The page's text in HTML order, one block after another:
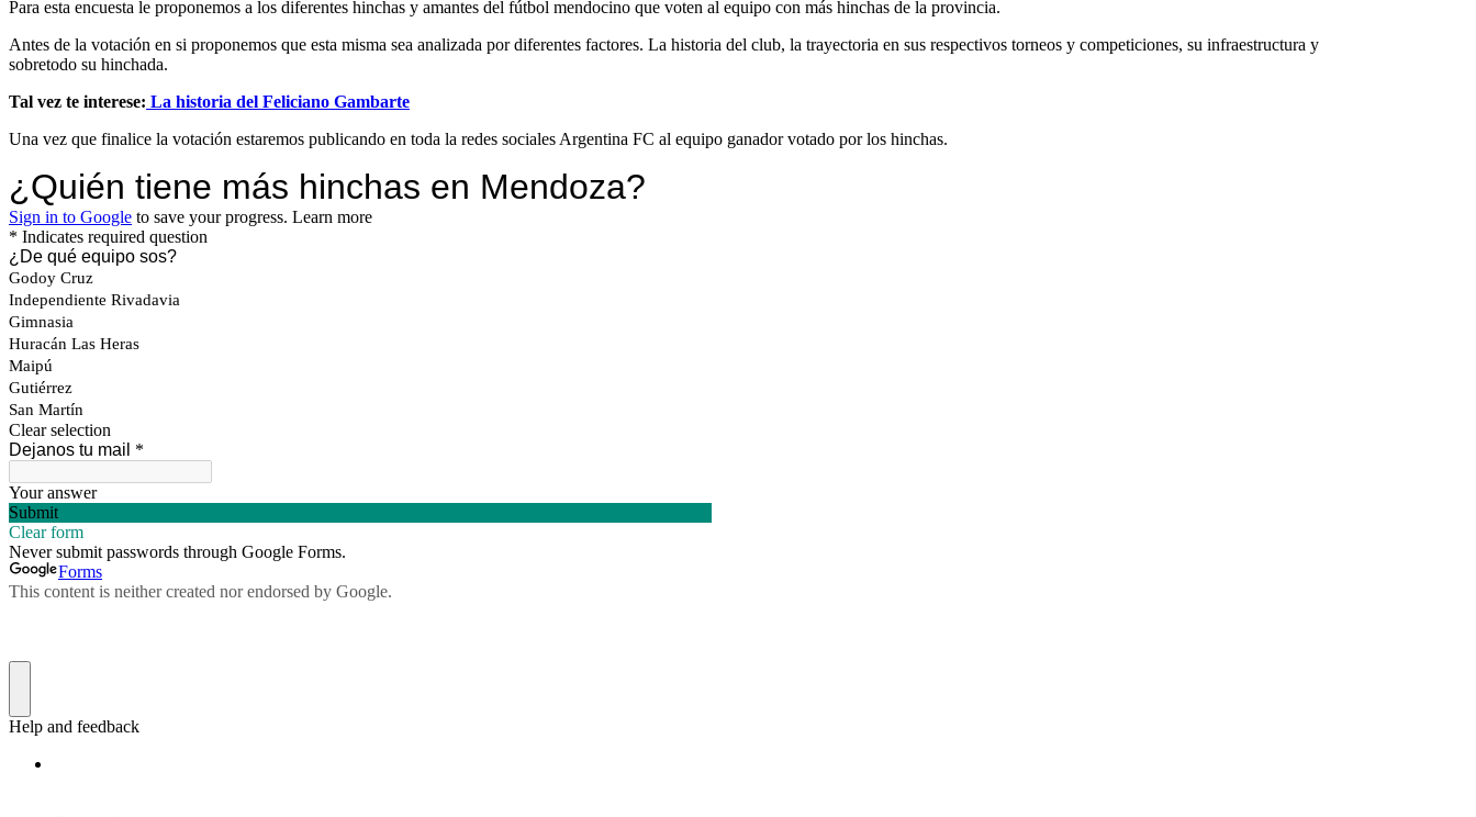
Para esta encuesta le proponemos a los diferentes hinchas y amantes del fútbol mendocino que voten al equipo con más hinchas de la provincia.
Antes de la votación en si proponemos que esta misma sea analizada por diferentes factores. La historia del club, la trayectoria en sus respectivos torneos y competiciones, su infraestructura y
sobretodo su hinchada.
Tal vez te interese: La historia del Feliciano Gambarte
Una vez que finalice la votación estaremos publicando en toda la redes sociales Argentina FC al equipo ganador votado por los hinchas.